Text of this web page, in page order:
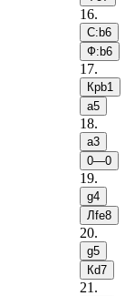
16.
С:b6
Ф:b6
17.
Крb1
a5
18.
a3
0—0
19.
g4
Лfe8
20.
g5
Кd7
21 .